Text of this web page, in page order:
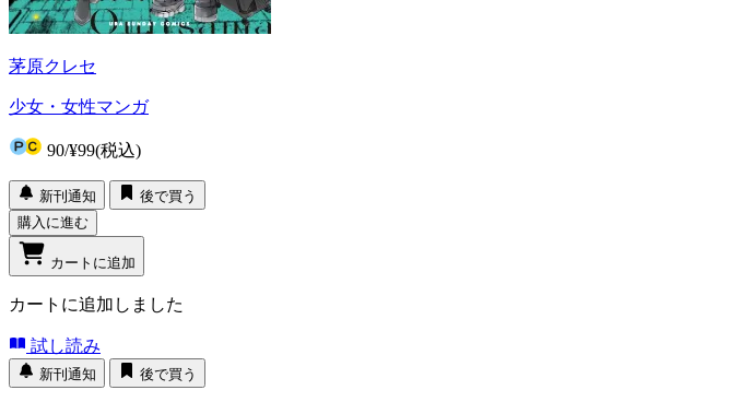
茅原クレセ
少女・女性マンガ
90/¥99(税込)
新刊通知
後で買う
購入に進む
カートに追加
カートに追加しました
試し読み
新刊通知 後で買う